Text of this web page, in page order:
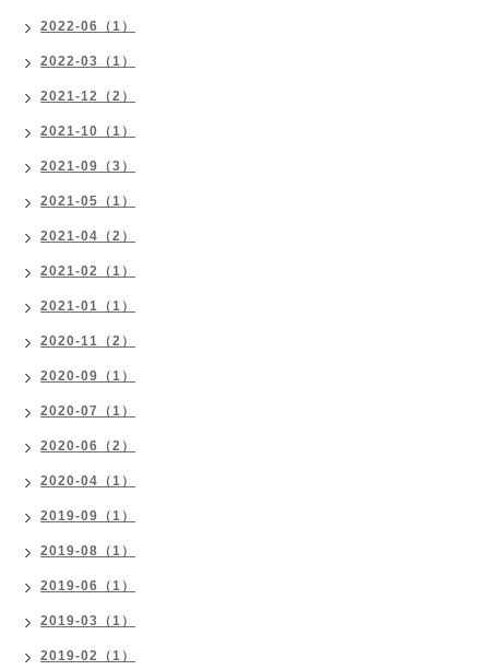
2022-06（1）
2022-03（1）
2021-12（2）
2021-10（1）
2021-09（3）
2021-05（1）
2021-04（2）
2021-02（1）
2021-01（1）
2020-11（2）
2020-09（1）
2020-07（1）
2020-06（2）
2020-04（1）
2019-09（1）
2019-08（1）
2019-06（1）
2019-03（1）
2019-02（1）